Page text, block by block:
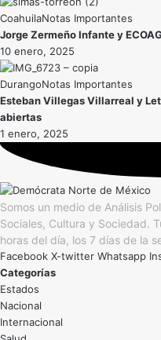
CoahuilaNotas Importantes
Jorge Zermeño Infante y
10 enero, 2025
DurangoNotas Importantes
Esteban Villegas Villarreal y
abiertas
1 enero, 2025
Somos un medio de Análisis
Sociales, Cultura y Sociedad.
horas del día, los 7 días de la
Facebook X-twitter Whatsapp
Categorías
Estados
Nacional
Internacional